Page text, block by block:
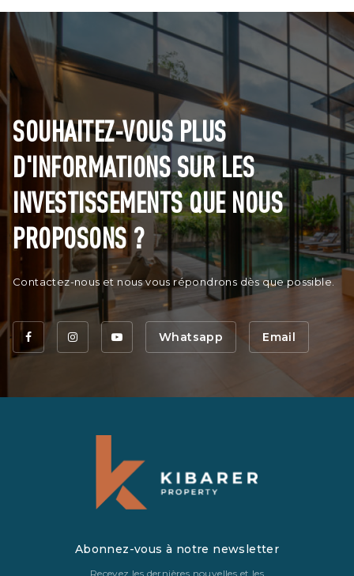
SOUHAITEZ-VOUS PLUS
D'INFORMATIONS SUR LES
INVESTISSEMENTS QUE NOUS
PROPOSONS ?
Contactez-nous et nous vous répondrons dès que possible.
Whatsapp Email
Abonnez-vous à notre newsletter
Recevez les dernières nouvelles et les